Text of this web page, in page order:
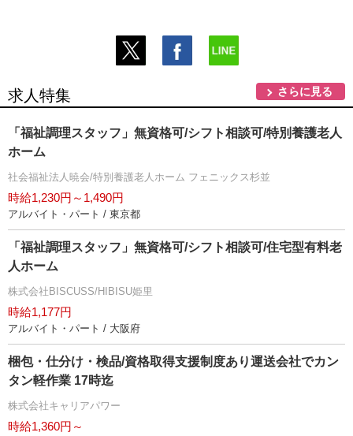
求人特集 さらに見る
「福祉調理スタッフ」無資格可/シフト相談可/特別養護老人
ホーム
社会福祉法人暁会/特別養護老人ホーム フェニックス杉並
時給1,230円～1,490円
アルバイト・パート / 東京都
「福祉調理スタッフ」無資格可/シフト相談可/住宅型有料老
人ホーム
株式会社BISCUSS/HIBISU姫里
時給1,177円
アルバイト・パート / 大阪府
梱包・仕分け・検品/資格取得支援制度あり運送会社でカン
タン軽作業 17時迄
株式会社キャリアパワー
時給1,360円～